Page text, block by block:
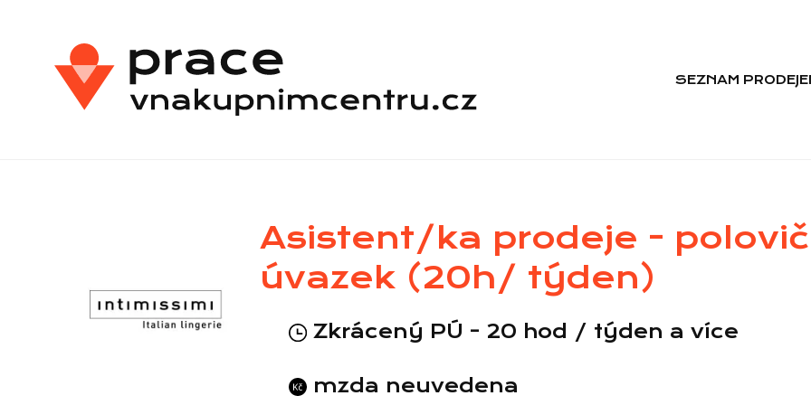
SEZNAM
Asistent/ka prodeje -
úvazek (20h/ týden)
Zkrácený PÚ - 20 hod / týden a více
mzda neuvedena